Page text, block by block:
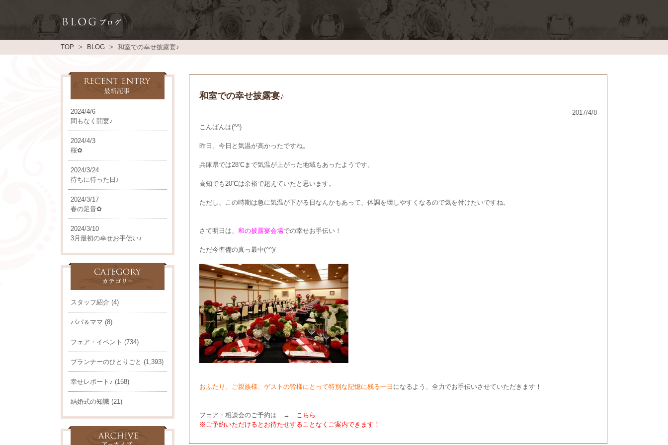
TOP BLOG 和室での幸せ披露宴♪
2024/4/6
間もなく開宴♪
2024/4/3
桜✿
2024/3/24
待ちに待った日♪
2024/3/17
春の足音✿
2024/3/10
3月最初の幸せお手伝い♪
スタッフ紹介 (4)
パパ＆ママ (8)
フェア・イベント (734)
プランナーのひとりごと (1,393)
幸せレポート♪ (158)
結婚式の知識 (21)
和室での幸せ披露宴♪
2017/4/8
こんばんは(^^)
昨日、今日と気温が高かったですね。
兵庫県では28℃まで気温が上がった地域もあったようです。
高知でも20℃は余裕で超えていたと思います。
ただし、この時期は急に気温が下がる日なんかもあって、体調を壊しやすくなるので気を付けたいですね。
さて明日は、 和の披露宴会場での幸せお手伝い！
ただ今準備の真っ最中(^^)/
おふたり、ご親族様、ゲストの皆様にとって特別な記憶に残る一日 になるよう、全力でお手伝いさせていただきます！
フェア・相談会のご予約は → こちら
※ご予約いただけるとお待たせすることなくご案内できます！